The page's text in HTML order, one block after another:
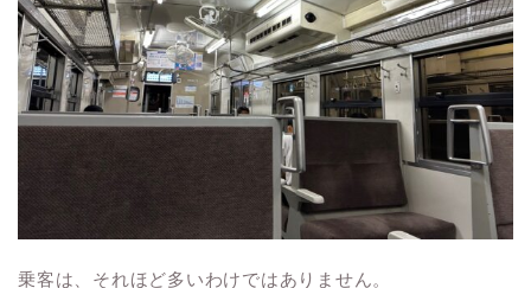
乗客は、それほど多いわけではありません。